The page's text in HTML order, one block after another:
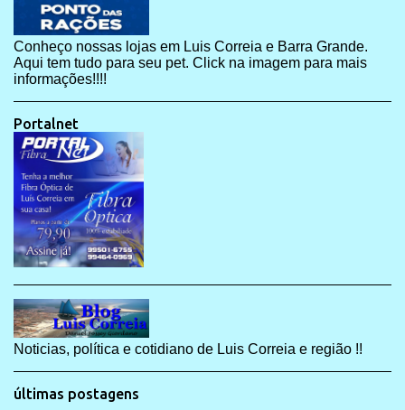
Conheço nossas lojas em Luis Correia e Barra Grande.
Aqui tem tudo para seu pet. Click na imagem para mais
informações!!!!
Portalnet
Noticias, política e cotidiano de Luis Correia e região !!
últimas postagens